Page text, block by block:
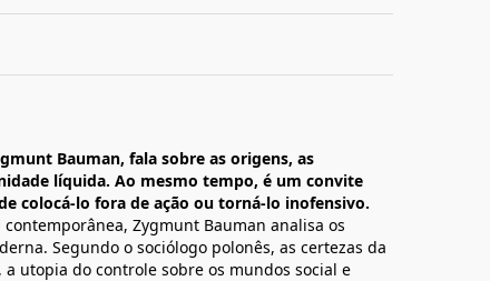
Bauman, fala sobre as origens, as
líquida. Ao mesmo tempo, é um convite
colocá-lo fora de ação ou torná-lo inofensivo.
Zygmunt Bauman analisa os
Segundo o sociólogo polonês, as certezas da
utopia do controle sobre os mundos social e